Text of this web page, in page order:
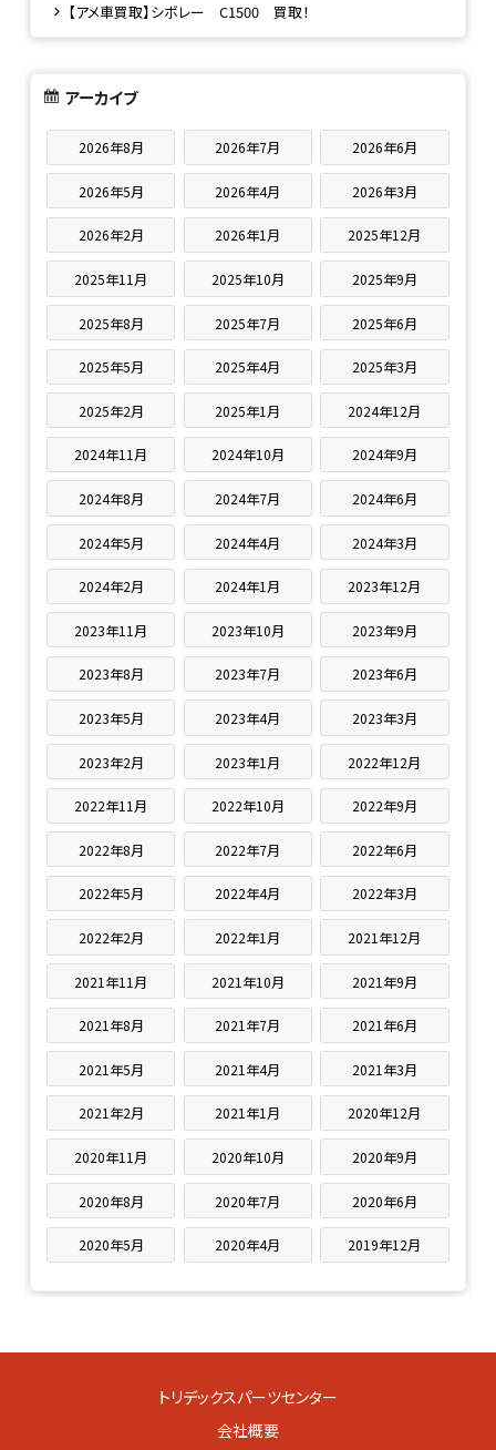
【アメ車買取】シボレー C1500 買取！
アーカイブ
2026年8月 2026年7月 2026年6月
2026年5月 2026年4月 2026年3月
2026年2月 2026年1月 2025年12月
2025年11月 2025年10月 2025年9月
2025年8月 2025年7月 2025年6月
2025年5月 2025年4月 2025年3月
2025年2月 2025年1月 2024年12月
2024年11月 2024年10月 2024年9月
2024年8月 2024年7月 2024年6月
2024年5月 2024年4月 2024年3月
2024年2月 2024年1月 2023年12月
2023年11月 2023年10月 2023年9月
2023年8月 2023年7月 2023年6月
2023年5月 2023年4月 2023年3月
2023年2月 2023年1月 2022年12月
2022年11月 2022年10月 2022年9月
2022年8月 2022年7月 2022年6月
2022年5月 2022年4月 2022年3月
2022年2月 2022年1月 2021年12月
2021年11月 2021年10月 2021年9月
2021年8月 2021年7月 2021年6月
2021年5月 2021年4月 2021年3月
2021年2月 2021年1月 2020年12月
2020年11月 2020年10月 2020年9月
2020年8月 2020年7月 2020年6月
2020年5月 2020年4月 2019年12月
トリデックスパーツセンター
会社概要